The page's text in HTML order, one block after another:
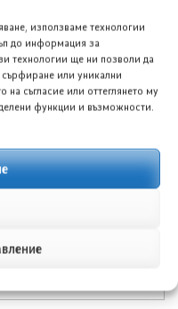
използваме технологии
до информация за
технологии ще ни позволи да
или уникални
на съгласие или оттеглянето му
функции и възможности.
Мъд Едишън за
година
Елантра
рекорд с